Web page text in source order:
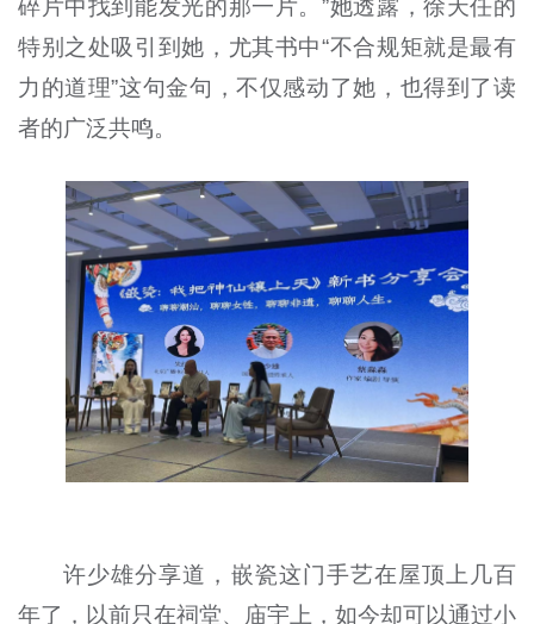
碎片中找到能发光的那一片。”她透露，徐天任的
特别之处吸引到她，尤其书中“不合规矩就是最有
力的道理”这句金句，不仅感动了她，也得到了读
者的广泛共鸣。
许少雄分享道，嵌瓷这门手艺在屋顶上几百
年了，以前只在祠堂、庙宇上，如今却可以通过小